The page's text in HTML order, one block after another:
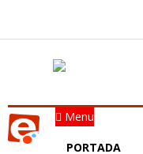
Menu
PORTADA